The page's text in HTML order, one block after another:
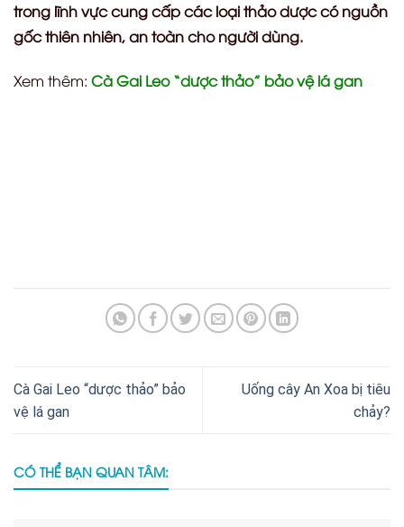
trong lĩnh vực cung cấp các loại thảo dược có nguồn
gốc thiên nhiên, an toàn cho người dùng.
Xem thêm: Cà Gai Leo “dược thảo” bảo vệ lá gan
Cà Gai Leo “dược thảo” bảo
vệ lá gan
Uống cây An Xoa bị tiêu
chảy?
CÓ THỂ BẠN QUAN TÂM: